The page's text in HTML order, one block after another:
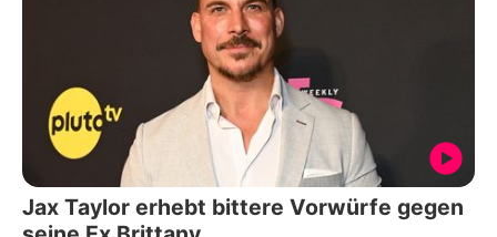
Jax Taylor erhebt bittere Vorwürfe gegen